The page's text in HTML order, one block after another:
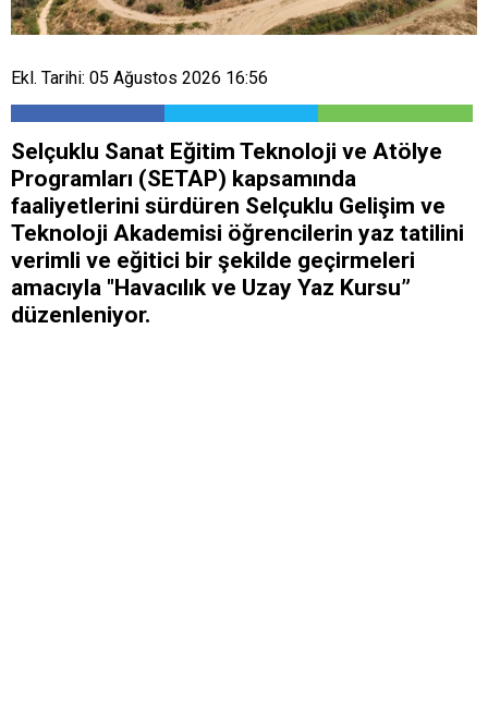
Ekl. Tarihi: 05 Ağustos 2026 16:56
Selçuklu Sanat Eğitim Teknoloji ve Atölye
Programları (SETAP) kapsamında
faaliyetlerini sürdüren Selçuklu Gelişim ve
Teknoloji Akademisi öğrencilerin yaz tatilini
verimli ve eğitici bir şekilde geçirmeleri
amacıyla "Havacılık ve Uzay Yaz Kursu”
düzenleniyor.